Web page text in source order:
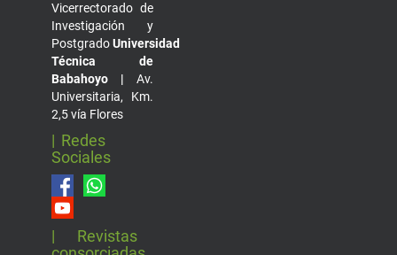
Vicerrectorado de
Investigación y
PostgradoUniversidad
Técnica de
Babahoyo | Av.
Universitaria, Km.
2,5 vía Flores
| Redes
Sociales
| Revistas